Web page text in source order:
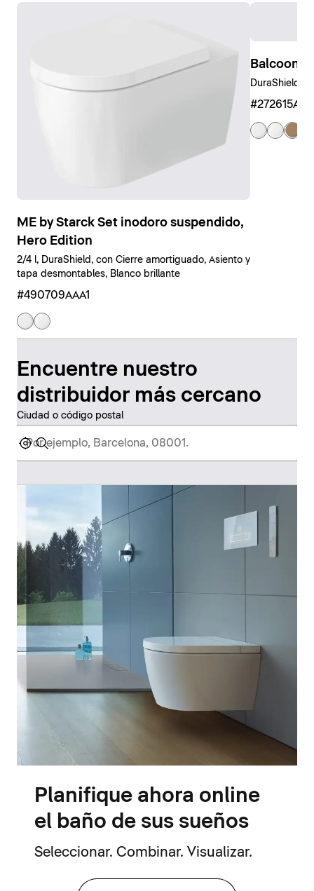
ME by Starck Set inodoro suspendido,
Hero Edition
2/4 l, DuraShield, con Cierre amortiguado, Asiento y
tapa desmontables, Blanco brillante
#490709AAA1
Balcoon
DuraShield,
Encuentre nuestro
distribuidor más cercano
Ciudad o código postal
Planifique ahora online
el baño de sus sueños
Seleccionar. Combinar. Visualizar.